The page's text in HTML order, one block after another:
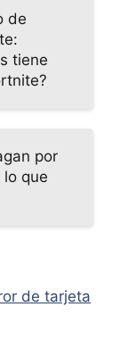
de
tiene
por
lo que
de tarjeta